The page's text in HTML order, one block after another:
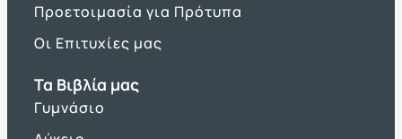
Προετοιμασία για Πρότυπα
Οι Επιτυχίες μας
Τα Βιβλία μας
Γυμνάσιο